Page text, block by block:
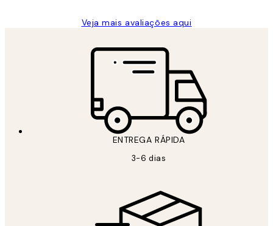
Veja mais avaliações aqui
ENTREGA RÁPIDA
3-6 dias